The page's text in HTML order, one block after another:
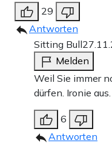
29
Antworten
Sitting Bull
Melden
Weil Sie immer
dürfen. Ironie aus.
6
Antworten